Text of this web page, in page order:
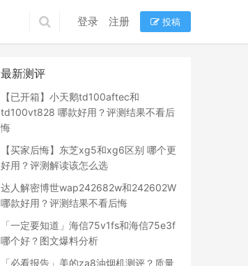
登录 注册 投稿
最新测评
【已开箱】小天鹅td100aftec和
td100vt828 哪款好用？评测结果不看后
悔
【买家后悔】东芝xg5和xg6区别 哪个更
好用？评测解读该怎么选
达人解密博世wap242682w和242602W
哪款好用？评测结果不看后悔
「一定要知道」海信75v1fs和海信75e3f
哪个好？图文爆料分析
「必看报告」美的za8油烟机测评？质量